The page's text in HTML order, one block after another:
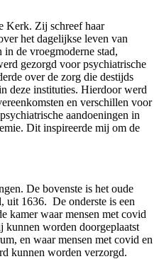
Kerk. Zij schreef haar
het dagelijkse leven van
in de vroegmoderne stad,
gezorgd voor psychiatrische
over de zorg die destijds
deze instituties. Hierdoor werd
en verschillen voor
aandoeningen in
Dit inspireerde mij om de
De bovenste is het oude
uit 1636. De onderste is een
kamer waar mensen met covid
kunnen worden doorgeplaatst
en waar mensen met covid en
kunnen worden verzorgd.